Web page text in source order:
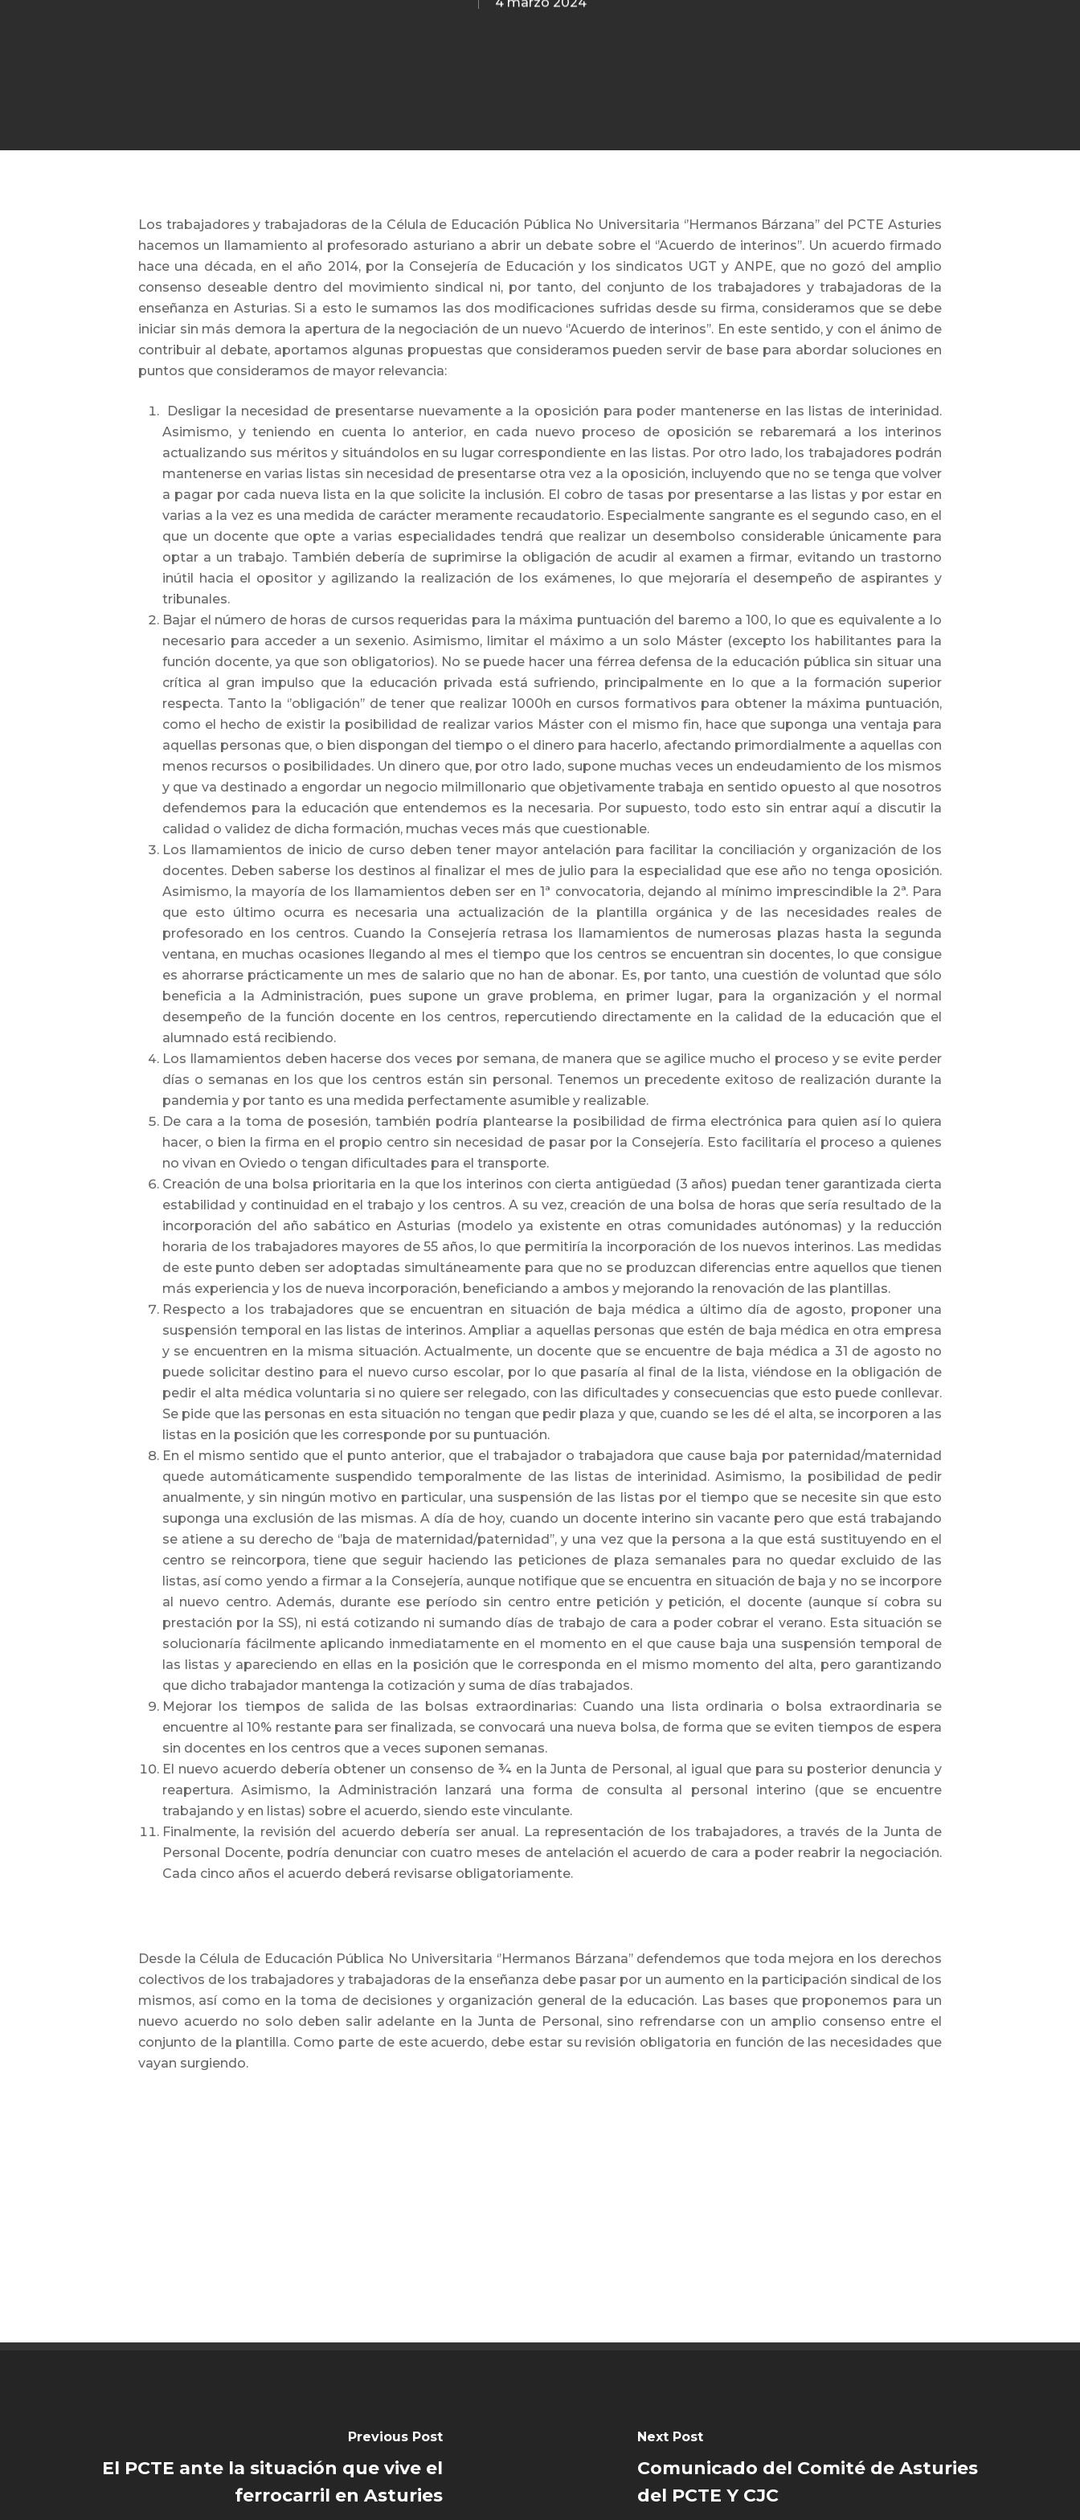
Hit enter to search or ESC to close
Los trabajadores y trabajadoras de la Célula de Educación Pública No Universitaria ‘’Hermanos Bárzana’’ del PCTE Asturies
hacemos un llamamiento al profesorado asturiano a abrir un debate sobre el ‘’Acuerdo de interinos’’. Un acuerdo firmado
hace una década, en el año 2014, por la Consejería de Educación y los sindicatos UGT y ANPE, que no gozó del amplio
consenso deseable dentro del movimiento sindical ni, por tanto, del conjunto de los trabajadores y trabajadoras de la
enseñanza en Asturias. Si a esto le sumamos las dos modificaciones sufridas desde su firma, consideramos que se debe
iniciar sin más demora la apertura de la negociación de un nuevo ‘’Acuerdo de interinos’’. En este sentido, y con el ánimo de
contribuir al debate, aportamos algunas propuestas que consideramos pueden servir de base para abordar soluciones en
puntos que consideramos de mayor relevancia:
Desligar la necesidad de presentarse nuevamente a la oposición para poder mantenerse en las listas de interinidad.
Asimismo, y teniendo en cuenta lo anterior, en cada nuevo proceso de oposición se rebaremará a los interinos
actualizando sus méritos y situándolos en su lugar correspondiente en las listas. Por otro lado, los trabajadores podrán
mantenerse en varias listas sin necesidad de presentarse otra vez a la oposición, incluyendo que no se tenga que volver
a pagar por cada nueva lista en la que solicite la inclusión. El cobro de tasas por presentarse a las listas y por estar en
varias a la vez es una medida de carácter meramente recaudatorio. Especialmente sangrante es el segundo caso, en el
que un docente que opte a varias especialidades tendrá que realizar un desembolso considerable únicamente para
optar a un trabajo. También debería de suprimirse la obligación de acudir al examen a firmar, evitando un trastorno
inútil hacia el opositor y agilizando la realización de los exámenes, lo que mejoraría el desempeño de aspirantes y
tribunales.
Bajar el número de horas de cursos requeridas para la máxima puntuación del baremo a 100, lo que es equivalente a lo
necesario para acceder a un sexenio. Asimismo, limitar el máximo a un solo Máster (excepto los habilitantes para la
función docente, ya que son obligatorios). No se puede hacer una férrea defensa de la educación pública sin situar una
crítica al gran impulso que la educación privada está sufriendo, principalmente en lo que a la formación superior
respecta. Tanto la ‘’obligación’’ de tener que realizar 1000h en cursos formativos para obtener la máxima puntuación,
como el hecho de existir la posibilidad de realizar varios Máster con el mismo fin, hace que suponga una ventaja para
aquellas personas que, o bien dispongan del tiempo o el dinero para hacerlo, afectando primordialmente a aquellas con
menos recursos o posibilidades. Un dinero que, por otro lado, supone muchas veces un endeudamiento de los mismos
y que va destinado a engordar un negocio milmillonario que objetivamente trabaja en sentido opuesto al que nosotros
defendemos para la educación que entendemos es la necesaria. Por supuesto, todo esto sin entrar aquí a discutir la
calidad o validez de dicha formación, muchas veces más que cuestionable.
Los llamamientos de inicio de curso deben tener mayor antelación para facilitar la conciliación y organización de los
docentes. Deben saberse los destinos al finalizar el mes de julio para la especialidad que ese año no tenga oposición.
Asimismo, la mayoría de los llamamientos deben ser en 1ª convocatoria, dejando al mínimo imprescindible la 2ª. Para
que esto último ocurra es necesaria una actualización de la plantilla orgánica y de las necesidades reales de
profesorado en los centros. Cuando la Consejería retrasa los llamamientos de numerosas plazas hasta la segunda
ventana, en muchas ocasiones llegando al mes el tiempo que los centros se encuentran sin docentes, lo que consigue
es ahorrarse prácticamente un mes de salario que no han de abonar. Es, por tanto, una cuestión de voluntad que sólo
beneficia a la Administración, pues supone un grave problema, en primer lugar, para la organización y el normal
desempeño de la función docente en los centros, repercutiendo directamente en la calidad de la educación que el
alumnado está recibiendo.
Los llamamientos deben hacerse dos veces por semana, de manera que se agilice mucho el proceso y se evite perder
días o semanas en los que los centros están sin personal. Tenemos un precedente exitoso de realización durante la
pandemia y por tanto es una medida perfectamente asumible y realizable.
De cara a la toma de posesión, también podría plantearse la posibilidad de firma electrónica para quien así lo quiera
hacer, o bien la firma en el propio centro sin necesidad de pasar por la Consejería. Esto facilitaría el proceso a quienes
no vivan en Oviedo o tengan dificultades para el transporte.
Creación de una bolsa prioritaria en la que los interinos con cierta antigüedad (3 años) puedan tener garantizada cierta
estabilidad y continuidad en el trabajo y los centros. A su vez, creación de una bolsa de horas que sería resultado de la
incorporación del año sabático en Asturias (modelo ya existente en otras comunidades autónomas) y la reducción
horaria de los trabajadores mayores de 55 años, lo que permitiría la incorporación de los nuevos interinos. Las medidas
de este punto deben ser adoptadas simultáneamente para que no se produzcan diferencias entre aquellos que tienen
más experiencia y los de nueva incorporación, beneficiando a ambos y mejorando la renovación de las plantillas.
Respecto a los trabajadores que se encuentran en situación de baja médica a último día de agosto, proponer una
suspensión temporal en las listas de interinos. Ampliar a aquellas personas que estén de baja médica en otra empresa
y se encuentren en la misma situación. Actualmente, un docente que se encuentre de baja médica a 31 de agosto no
puede solicitar destino para el nuevo curso escolar, por lo que pasaría al final de la lista, viéndose en la obligación de
pedir el alta médica voluntaria si no quiere ser relegado, con las dificultades y consecuencias que esto puede conllevar.
Se pide que las personas en esta situación no tengan que pedir plaza y que, cuando se les dé el alta, se incorporen a las
listas en la posición que les corresponde por su puntuación.
En el mismo sentido que el punto anterior, que el trabajador o trabajadora que cause baja por paternidad/maternidad
quede automáticamente suspendido temporalmente de las listas de interinidad. Asimismo, la posibilidad de pedir
anualmente, y sin ningún motivo en particular, una suspensión de las listas por el tiempo que se necesite sin que esto
suponga una exclusión de las mismas. A día de hoy, cuando un docente interino sin vacante pero que está trabajando
se atiene a su derecho de ‘’baja de maternidad/paternidad’’, y una vez que la persona a la que está sustituyendo en el
centro se reincorpora, tiene que seguir haciendo las peticiones de plaza semanales para no quedar excluido de las
listas, así como yendo a firmar a la Consejería, aunque notifique que se encuentra en situación de baja y no se incorpore
al nuevo centro. Además, durante ese período sin centro entre petición y petición, el docente (aunque sí cobra su
prestación por la SS), ni está cotizando ni sumando días de trabajo de cara a poder cobrar el verano. Esta situación se
solucionaría fácilmente aplicando inmediatamente en el momento en el que cause baja una suspensión temporal de
las listas y apareciendo en ellas en la posición que le corresponda en el mismo momento del alta, pero garantizando
que dicho trabajador mantenga la cotización y suma de días trabajados.
Mejorar los tiempos de salida de las bolsas extraordinarias: Cuando una lista ordinaria o bolsa extraordinaria se
encuentre al 10% restante para ser finalizada, se convocará una nueva bolsa, de forma que se eviten tiempos de espera
sin docentes en los centros que a veces suponen semanas.
El nuevo acuerdo debería obtener un consenso de ¾ en la Junta de Personal, al igual que para su posterior denuncia y
reapertura. Asimismo, la Administración lanzará una forma de consulta al personal interino (que se encuentre
trabajando y en listas) sobre el acuerdo, siendo este vinculante.
Finalmente, la revisión del acuerdo debería ser anual. La representación de los trabajadores, a través de la Junta de
Personal Docente, podría denunciar con cuatro meses de antelación el acuerdo de cara a poder reabrir la negociación.
Cada cinco años el acuerdo deberá revisarse obligatoriamente.
Desde la Célula de Educación Pública No Universitaria ‘’Hermanos Bárzana’’ defendemos que toda mejora en los derechos
colectivos de los trabajadores y trabajadoras de la enseñanza debe pasar por un aumento en la participación sindical de los
mismos, así como en la toma de decisiones y organización general de la educación. Las bases que proponemos para un
nuevo acuerdo no solo deben salir adelante en la Junta de Personal, sino refrendarse con un amplio consenso entre el
conjunto de la plantilla. Como parte de este acuerdo, debe estar su revisión obligatoria en función de las necesidades que
vayan surgiendo.
Previous Post
El PCTE ante la situación que vive el
ferrocarril en Asturies
Next Post
Comunicado del Comité de Asturies
del PCTE Y CJC